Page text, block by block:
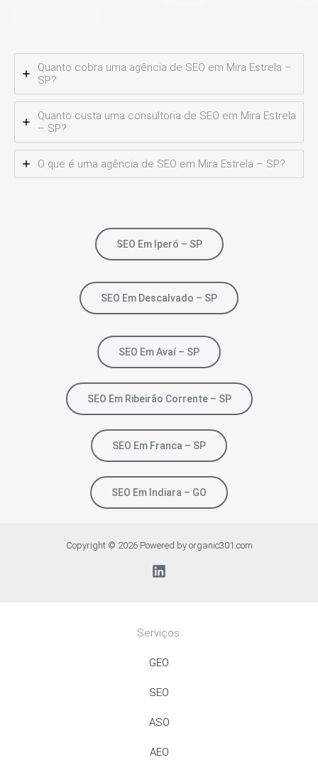
Quanto cobra uma agência de SEO em Mira Estrela –
SP?
Quanto custa uma consultoria de SEO em Mira Estrela
– SP?
O que é uma agência de SEO em Mira Estrela – SP?
SEO Em Iperó – SP
SEO Em Descalvado – SP
SEO Em Avaí – SP
SEO Em Ribeirão Corrente – SP
SEO Em Franca – SP
SEO Em Indiara – GO
Copyright © 2026 Powered by organic301.com
Serviços:
GEO
SEO
ASO
AEO